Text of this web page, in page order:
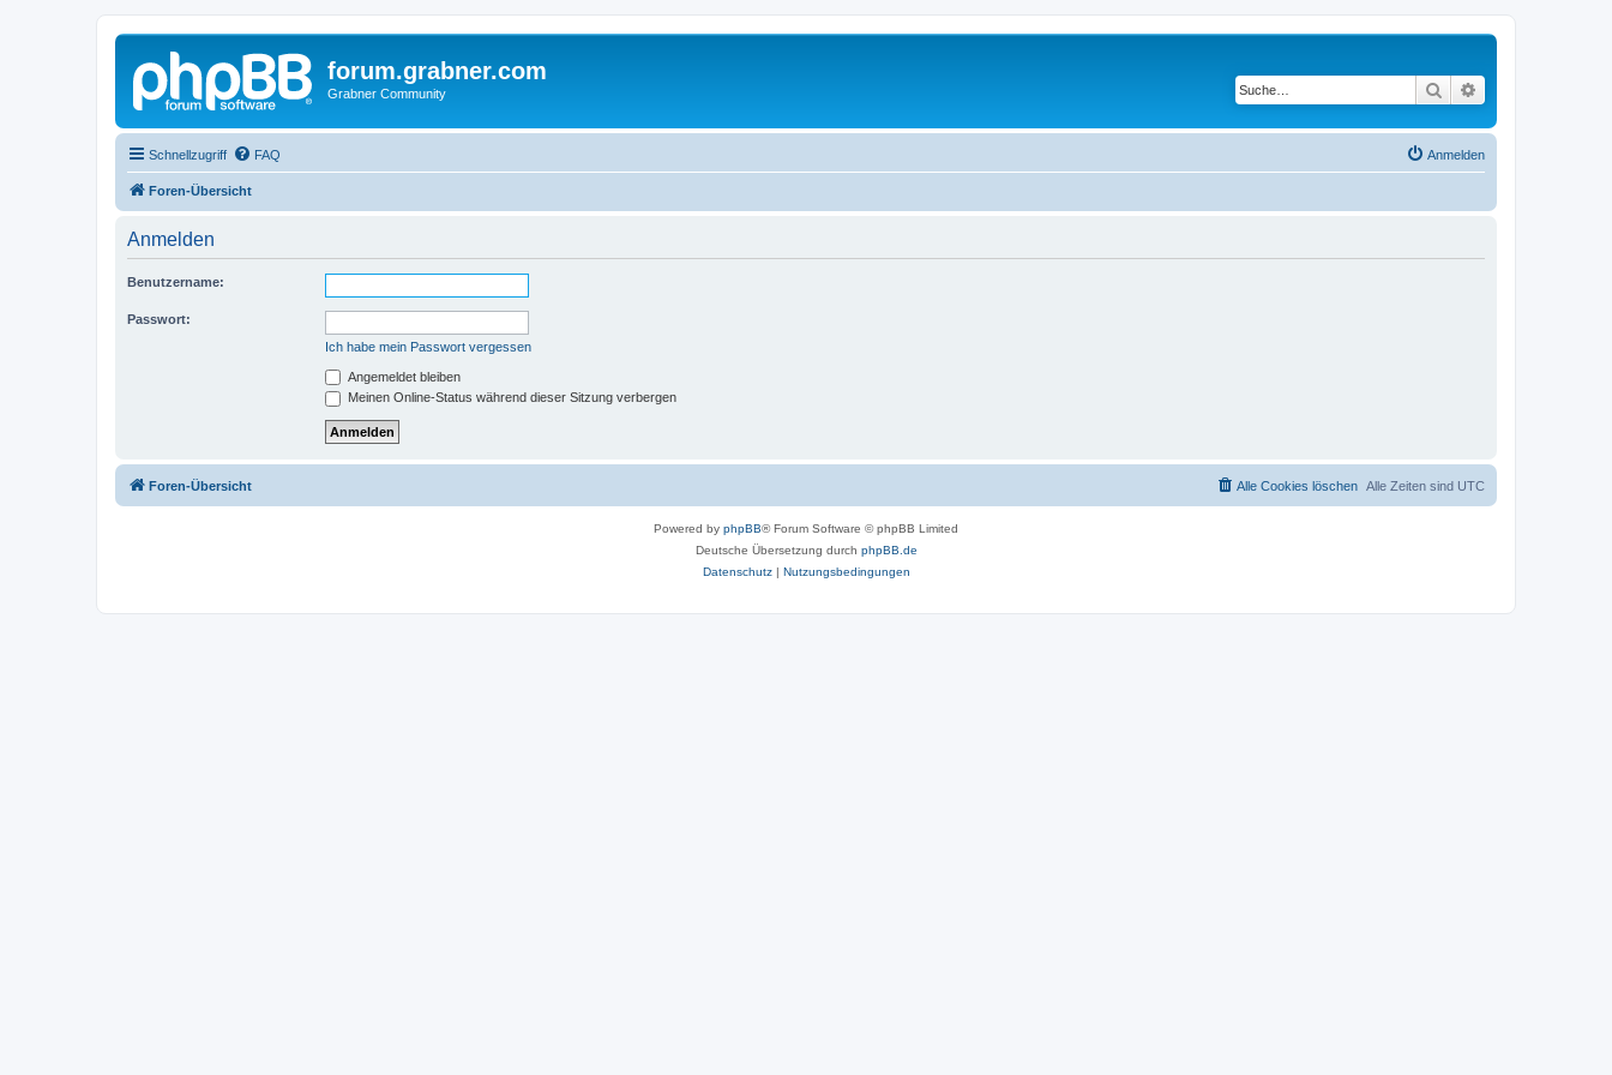
forum.grabner.com
Grabner Community Suche
Schnellzugriff FAQ Anmelden
Foren-Übersicht
Anmelden
Benutzername:
Passwort:
Ich habe mein Passwort vergessen
Angemeldet bleiben
Meinen Online-Status während dieser Sitzung verbergen
Foren-Übersicht Alle Zeiten sind UTC
Alle Cookies löschen
Powered by phpBB® Forum Software © phpBB Limited
Deutsche Übersetzung durch phpBB.de
Datenschutz| Nutzungsbedingungen